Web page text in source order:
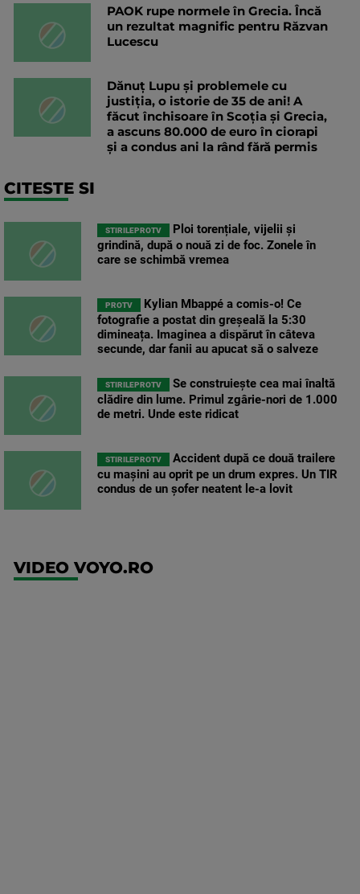
PAOK rupe normele în Grecia. Încă
un rezultat magnific pentru Răzvan
Lucescu
Dănuț Lupu și problemele cu
justiția, o istorie de 35 de ani! A
făcut închisoare în Scoția și Grecia,
a ascuns 80.000 de euro în ciorapi
și a condus ani la rând fără permis
CITESTE SI
STIRILEPROTV
Ploi torențiale, vijelii și
grindină, după o nouă zi de foc. Zonele în
care se schimbă vremea
PROTV
Kylian Mbappé a comis-o! Ce
fotografie a postat din greșeală la 5:30
dimineața. Imaginea a dispărut în câteva
secunde, dar fanii au apucat să o salveze
STIRILEPROTV
Se construiește cea mai înaltă
clădire din lume. Primul zgârie-nori de 1.000
de metri. Unde este ridicat
STIRILEPROTV
Accident după ce două trailere
cu mașini au oprit pe un drum expres. Un TIR
condus de un șofer neatent le-a lovit
VIDEO VOYO.RO